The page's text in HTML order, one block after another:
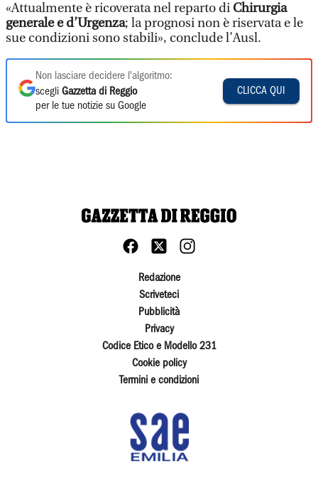
«Attualmente è ricoverata nel reparto di Chirurgia
generale e d’Urgenza; la prognosi non è riservata e le
sue condizioni sono stabili», conclude l’Ausl.
Non lasciare decidere l'algoritmo:
scegli Gazzetta di Reggio
per le tue notizie su Google
CLICCA QUI
Redazione
Scriveteci
Pubblicità
Privacy
Codice Etico e Modello 231
Cookie policy
Termini e condizioni